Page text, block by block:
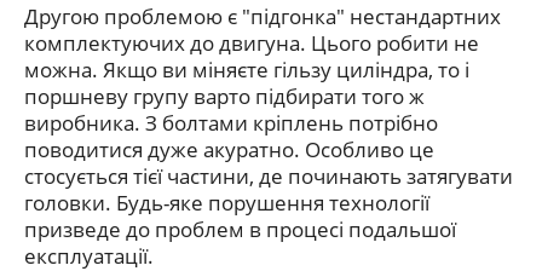
Другою проблемою є "підгонка" нестандартних
комплектуючих до двигуна. Цього робити не
можна. Якщо ви міняєте гільзу циліндра, то і
поршневу групу варто підбирати того ж
виробника. З болтами кріплень потрібно
поводитися дуже акуратно. Особливо це
стосується тієї частини, де починають затягувати
головки. Будь-яке порушення технології
призведе до проблем в процесі подальшої
експлуатації.